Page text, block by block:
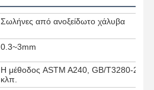
Σωλήνες από ανοξείδωτο χάλυβα
0.3~3mm
Η μέθοδος ASTM A240, GB/T3280-
κλπ.